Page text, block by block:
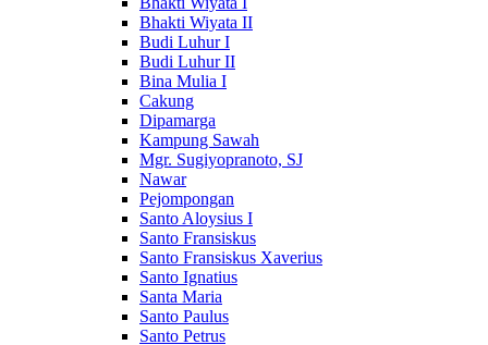
Bhakti Wiyata II
Budi Luhur I
Budi Luhur II
Bina Mulia I
Cakung
Dipamarga
Kampung Sawah
Mgr. Sugiyopranoto, SJ
Nawar
Pejompongan
Santo Aloysius I
Santo Fransiskus
Santo Fransiskus Xaverius
Santo Ignatius
Santa Maria
Santo Paulus
Santo Petrus